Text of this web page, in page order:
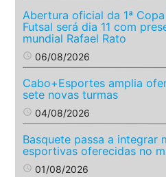
Abertura oficial da 1ª
Futsal será dia 11 com
mundial Rafael Rato
access_time 06/08/2026
Cabo+Esportes amplia
sete novas turmas
access_time 04/08/2026
Basquete passa a integrar
esportivas oferecidas no
access_time 01/08/2026